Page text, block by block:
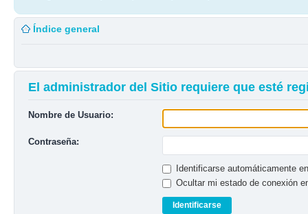
Índice general
El administrador del Sitio requiere que esté
Nombre de Usuario:
Contraseña:
Identificarse automáticamente
Ocultar mi estado de conexión